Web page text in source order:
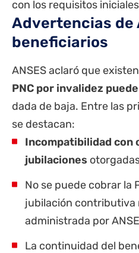
con los requisitos
Advertencias de
beneficiarios
ANSES aclaró que
PNC por invalidez
dada de baja. Entre las
se destacan:
Incompatibilidad con
jubilaciones
No se puede cobrar la
jubilación contributiva
administrada por
La continuidad del